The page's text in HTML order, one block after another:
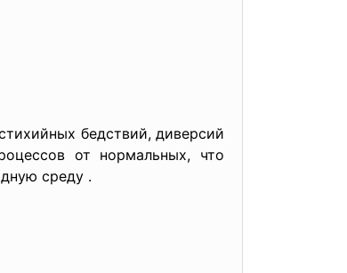
бедствий, диверсий
от нормальных, что
среду .